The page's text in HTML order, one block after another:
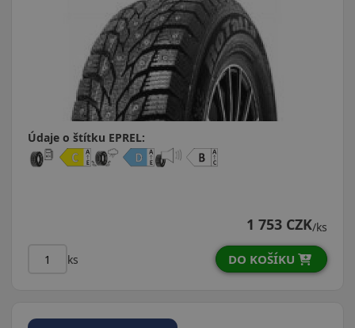
Údaje o štítku EPREL:
1 753 CZK/ks
ks DO KOŠÍKU